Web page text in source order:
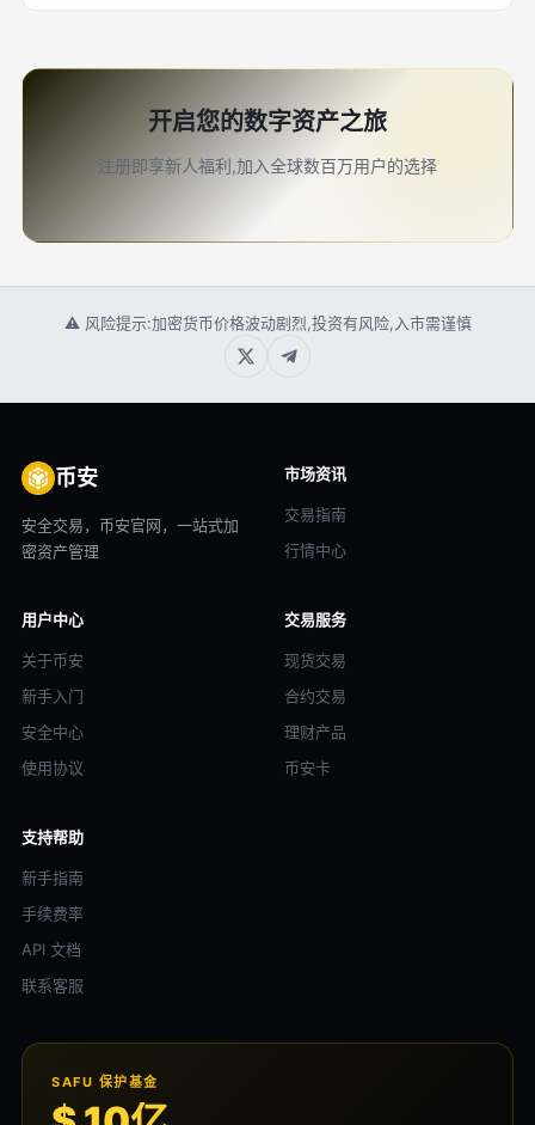
开启您的数字资产之旅
注册即享新人福利,加入全球数百万用户的选择
⚠ 风险提示:加密货币价格波动剧烈,投资有风险,入市需谨慎
币安
安全交易，币安官网，一站式加
密资产管理
市场资讯
交易指南
行情中心
用户中心
关于币安
新手入门
安全中心
使用协议
交易服务
现货交易
合约交易
理财产品
币安卡
支持帮助
新手指南
手续费率
API 文档
联系客服
SAFU 保护基金